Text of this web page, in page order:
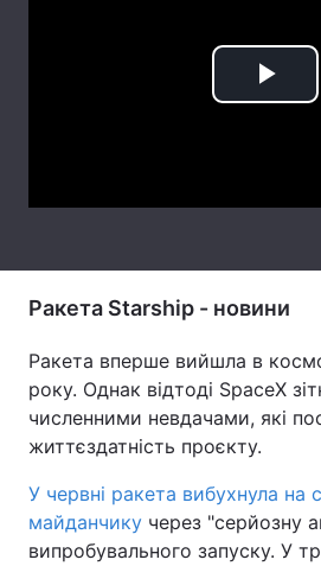
Play
Ракета Starship - новини
Ракета вперше вийшла в
року. Однак відтоді SpaceX
численними невдачами, які
життєздатність проєкту.
У червні ракета вибухнула на
майданчику через "серйозну
випробувального запуску. У